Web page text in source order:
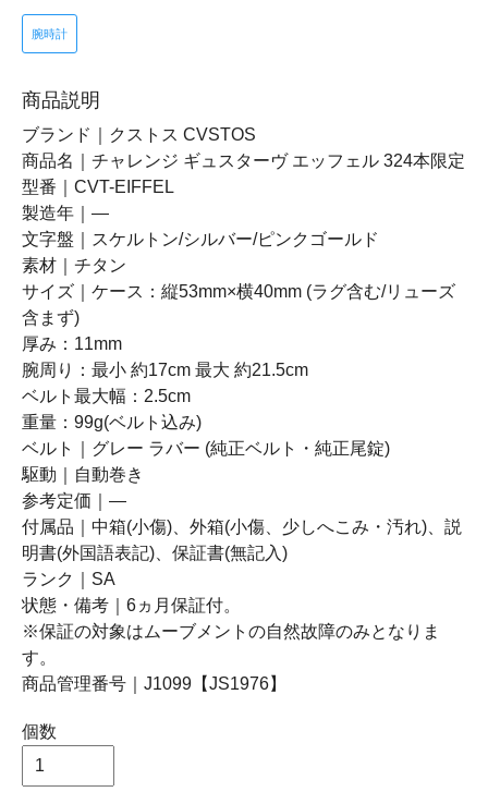
腕時計
商品説明
ブランド｜クストス CVSTOS
商品名｜チャレンジ ギュスターヴ エッフェル 324本限定
型番｜CVT-EIFFEL
製造年｜―
文字盤｜スケルトン/シルバー/ピンクゴールド
素材｜チタン
サイズ｜ケース：縦53mm×横40mm (ラグ含む/リューズ
含まず)
厚み：11mm
腕周り：最小 約17cm 最大 約21.5cm
ベルト最大幅：2.5cm
重量：99g(ベルト込み)
ベルト｜グレー ラバー (純正ベルト・純正尾錠)
駆動｜自動巻き
参考定価｜―
付属品｜中箱(小傷)、外箱(小傷、少しへこみ・汚れ)、説
明書(外国語表記)、保証書(無記入)
ランク｜SA
状態・備考｜6ヵ月保証付。
※保証の対象はムーブメントの自然故障のみとなりま
す。
商品管理番号｜J1099【JS1976】
個数